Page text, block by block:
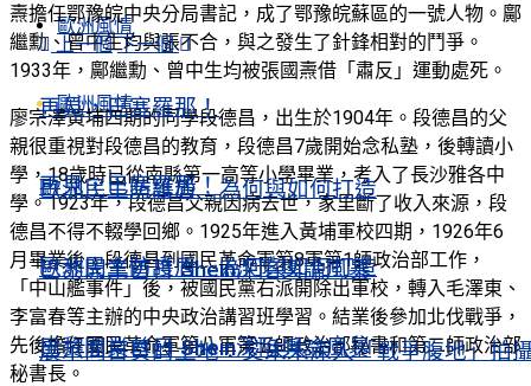
歐洲風情
再見，巴塞羅那！
歐洲民主防護盾 為何與如何打造
巴黎開業首日 Shein深陷輿論風暴
展示向日葵的土地：艾未未深入「戰爭腹地」拍
上一個 下一個
歐洲風情
再見，巴塞羅那！
歐洲民主防護盾 為何與如何打造
巴黎開業首日 Shein深陷輿論風暴
燾擔任鄂豫皖中央分局書記，成了鄂豫皖蘇區的一號人物。鄺
繼勳、曾中生均與張不合，與之發生了針鋒相對的鬥爭。
1933年，鄺繼勳、曾中生均被張國燾借「肅反」運動處死。
廖宗澤黃埔四期的同學段德昌，出生於1904年。段德昌的父
親很重視對段德昌的教育，段德昌7歲開始念私塾，後轉讀小
學，18歲時已從南縣第一高等小學畢業，考入了長沙雅各中
學。1923年，段德昌父親因病去世，家里斷了收入來源，段
德昌不得不輟學回鄉。1925年進入黃埔軍校四期，1926年6
月畢業後，段德昌到國民革命軍第8軍第1師政治部工作，
「中山艦事件」後，被國民黨右派開除出軍校，轉入毛澤東、
李富春等主辦的中央政治講習班學習。結業後參加北伐戰爭，
先後擔任國民革命軍第八軍第五師政治部秘書和第二師政治部
秘書長。